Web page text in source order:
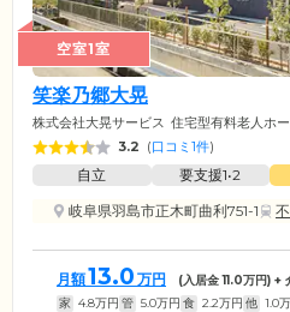
空室1室
笑楽乃郷大晃
株式会社大晃サービス 住宅型有料老人ホ
3.2 (口コミ1件)
自立 要支援1•2
岐阜県羽島市正木町曲利751-1
月額13.0 万円 (入居金11.0万円) +
家 4.8万円 管 5.0万円 食 2.2万円 他 1.0